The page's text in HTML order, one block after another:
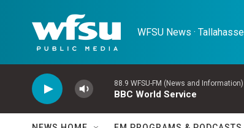
WFSU News ·
88.9 WFSU-FM (News and Information)
BBC World Service